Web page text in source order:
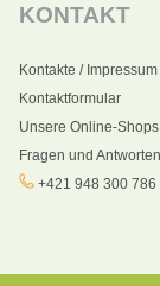
KONTAKT
Kontakte / Impressum
Kontaktformular
Unsere Online-Shops
Fragen und Antworten
+421 948 300